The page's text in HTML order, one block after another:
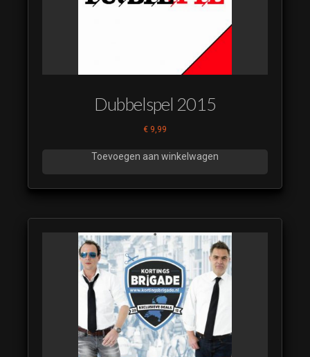
Dubbelspel 2015
€ 9,99
Toevoegen aan winkelwagen